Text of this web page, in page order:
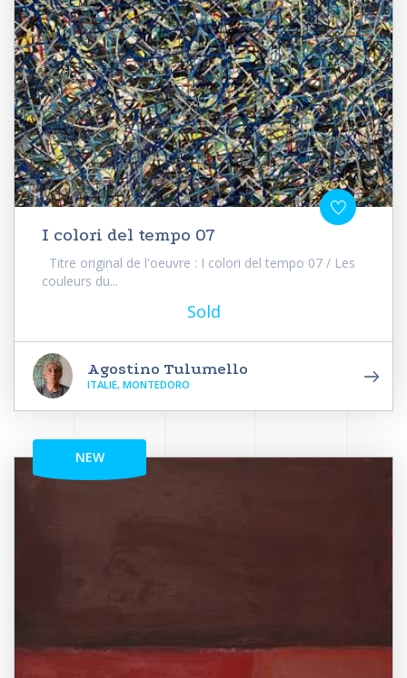
I colori del tempo 07
Titre original de l'oeuvre : I colori del tempo 07 / Les
couleurs du...
Sold
Agostino Tulumello
ITALIE, MONTEDORO
NEW